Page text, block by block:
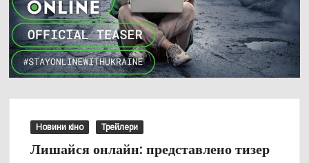
Новини кіно Трейлери
Лишайся онлайн: представлено тизер